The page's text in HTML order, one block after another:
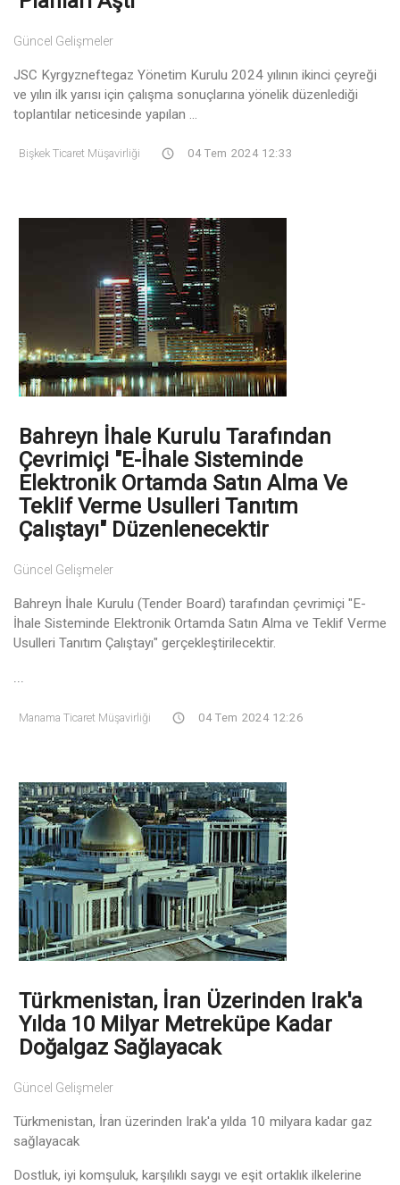
Güncel Gelişmeler
JSC Kyrgyzneftegaz Yönetim Kurulu 2024 yılının ikinci çeyreği
ve yılın ilk yarısı için çalışma sonuçlarına yönelik düzenlediği
toplantılar neticesinde yapılan ...
Bişkek Ticaret Müşavirliği 04 Tem 2024 12:33
Bahreyn İhale Kurulu Tarafından
Çevrimiçi "E-İhale Sisteminde
Elektronik Ortamda Satın Alma Ve
Teklif Verme Usulleri Tanıtım
Çalıştayı" Düzenlenecektir
Güncel Gelişmeler
Bahreyn İhale Kurulu (Tender Board) tarafından çevrimiçi "E-
İhale Sisteminde Elektronik Ortamda Satın Alma ve Teklif Verme
Usulleri Tanıtım Çalıştayı" gerçekleştirilecektir.
Manama Ticaret Müşavirliği 04 Tem 2024 12:26
Türkmenistan, İran Üzerinden Irak'a
Yılda 10 Milyar Metreküpe Kadar
Doğalgaz Sağlayacak
Güncel Gelişmeler
Türkmenistan, İran üzerinden Irak'a yılda 10 milyara kadar gaz
sağlayacak
Dostluk, iyi komşuluk, karşılıklı saygı ve eşit ortaklık ilkelerine